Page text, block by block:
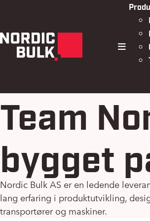
meny
Team
bygget
Nordic Bulk AS er en ledende
lang erfaring i produktutvikling,
transportører og maskiner.